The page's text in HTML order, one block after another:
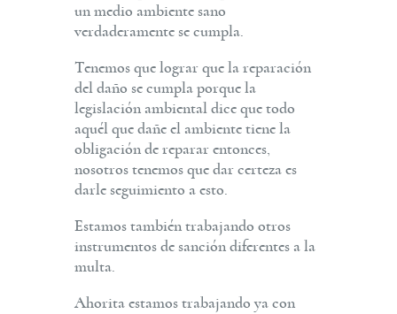
un medio ambiente sano
verdaderamente se cumpla.
Tenemos que lograr que la reparación
del daño se cumpla porque la
legislación ambiental dice que todo
aquél que dañe el ambiente tiene la
obligación de reparar entonces,
nosotros tenemos que dar certeza es
darle seguimiento a esto.
Estamos también trabajando otros
instrumentos de sanción diferentes a la
multa.
Ahorita estamos trabajando ya con